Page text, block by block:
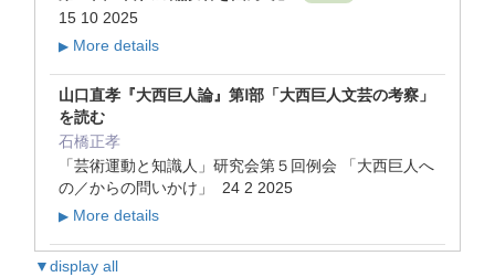
15 10 2025
▶ More details
山口直孝『大西巨人論』第Ⅰ部「大西巨人文芸の考察」
を読む
石橋正孝
「芸術運動と知識人」研究会第５回例会 「大西巨人へ
の／からの問いかけ」 24 2 2025
▶ More details
▼display all